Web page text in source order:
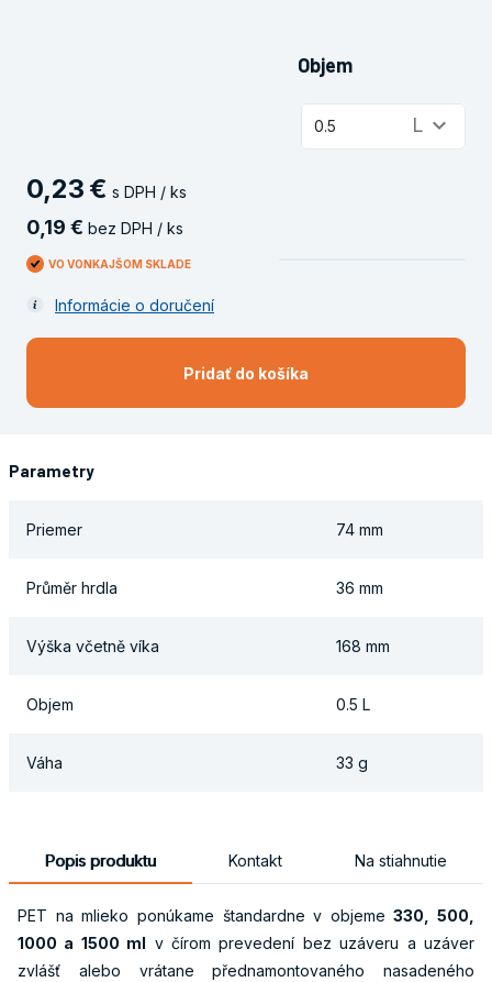
Objem
0.5 L keyboard_arrow_down
0,23 € s DPH / ks
0,19 € bez DPH / ks
VO VONKAJŠOM SKLADE
Informácie o doručení
Pridať do košíka
Parametry
Priemer 74 mm
Průměr hrdla 36 mm
Výška včetně víka 168 mm
Objem 0.5 L
Váha 33 g
Popis produktu Kontakt Na stiahnutie
PET na mlieko ponúkame štandardne v objeme330, 500,
1000 a 1500 ml v čírom prevedení bez uzáveru a uzáver
zvlášť alebo vrátane přednamontovaného nasadeného